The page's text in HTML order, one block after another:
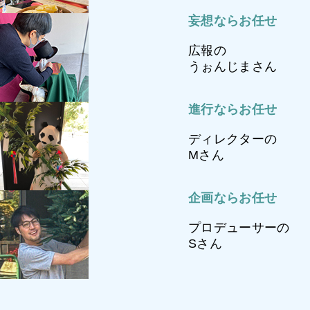
妄想ならお任せ
広報の
うぉんじまさん
進行ならお任せ
ディレクターの
Mさん
企画ならお任せ
プロデューサーの
Sさん